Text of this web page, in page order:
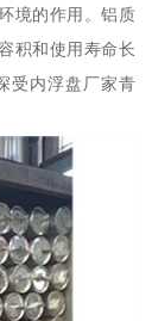
境的作用。铝质
积和使用寿命长
受内浮盘厂家青